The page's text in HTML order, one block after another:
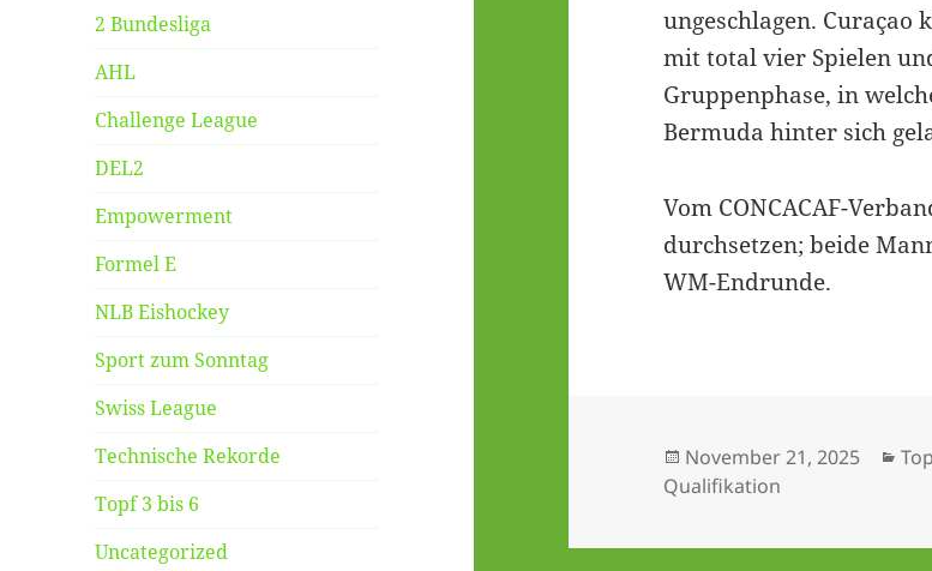
2 Bundesliga
AHL
Challenge League
DEL2
Empowerment
Formel E
NLB Eishockey
Sport zum Sonntag
Swiss League
Technische Rekorde
Topf 3 bis 6
Uncategorized
ungeschlagen. Curaçao
mit total vier Spielen
Gruppenphase, in
Bermuda hinter sich
Vom CONCACAF-
durchsetzen; beide
WM-Endrunde.
Veröffentlicht
am
November 21, 2025
Qualifikation